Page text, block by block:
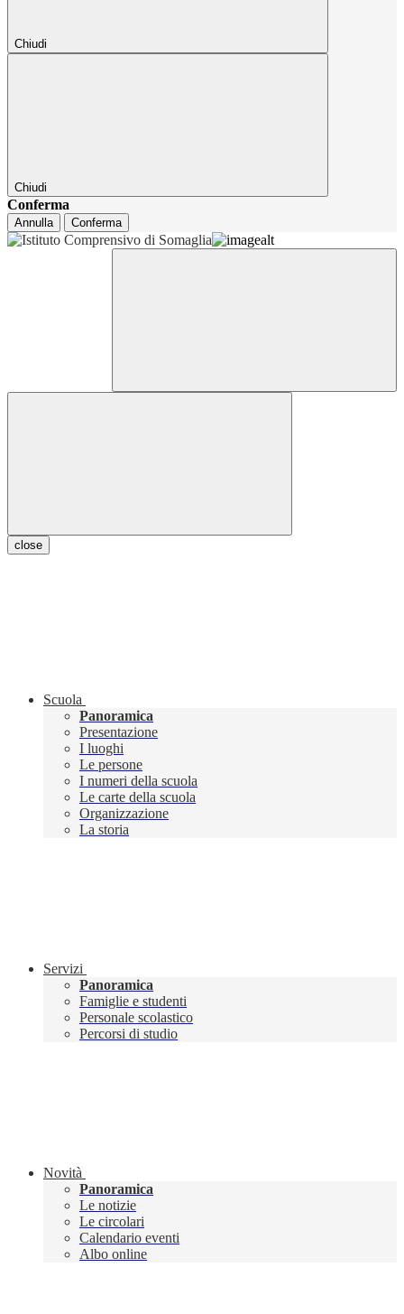
Chiudi
Chiudi
Conferma
Annulla Conferma
close
Scuola
Panoramica
Presentazione
I luoghi
Le persone
I numeri della scuola
Le carte della scuola
Organizzazione
La storia
Servizi
Panoramica
Famiglie e studenti
Personale scolastico
Percorsi di studio
Novità
Panoramica
Le notizie
Le circolari
Calendario eventi
Albo online